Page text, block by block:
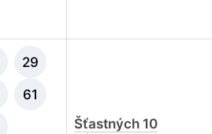
29
61
Šťastných 10